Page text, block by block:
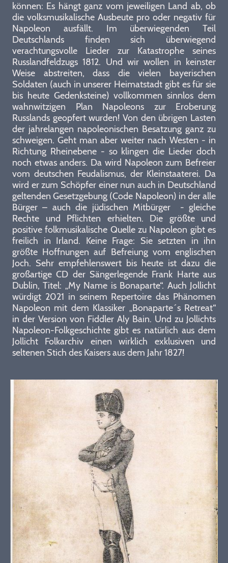
können: Es hängt ganz vom jeweiligen Land ab, ob
die volksmusikalische Ausbeute pro oder negativ für
Napoleon ausfällt. Im überwiegenden Teil
Deutschlands finden sich überwiegend
verachtungsvolle Lieder zur Katastrophe seines
Russlandfeldzugs 1812. Und wir wollen in keinster
Weise abstreiten, dass die vielen bayerischen
Soldaten (auch in unserer Heimatstadt gibt es für sie
bis heute Gedenksteine) vollkommen sinnlos dem
wahnwitzigen Plan Napoleons zur Eroberung
Russlands geopfert wurden! Von den übrigen Lasten
der jahrelangen napoleonischen Besatzung ganz zu
schweigen. Geht man aber weiter nach Westen - in
Richtung Rheinebene - so klingen die Lieder doch
noch etwas anders. Da wird Napoleon zum Befreier
vom deutschen Feudalismus, der Kleinstaaterei. Da
wird er zum Schöpfer einer nun auch in Deutschland
geltenden Gesetzgebung (Code Napoleon) in der alle
Bürger – auch die jüdischen Mitbürger - gleiche
Rechte und Pflichten erhielten. Die größte und
positive folkmusikalische Quelle zu Napoleon gibt es
freilich in Irland. Keine Frage: Sie setzten in ihn
größte Hoffnungen auf Befreiung vom englischen
Joch. Sehr empfehlenswert bis heute ist dazu die
großartige CD der Sängerlegende Frank Harte aus
Dublin, Titel: „My Name is Bonaparte“. Auch Jollicht
würdigt 2021 in seinem Repertoire das Phänomen
Napoleon mit dem Klassiker „Bonaparte´s Retreat“
in der Version von Fiddler Aly Bain. Und zu Jollichts
Napoleon-Folkgeschichte gibt es natürlich aus dem
Jollicht Folkarchiv einen wirklich exklusiven und
seltenen Stich des Kaisers aus dem Jahr 1827!